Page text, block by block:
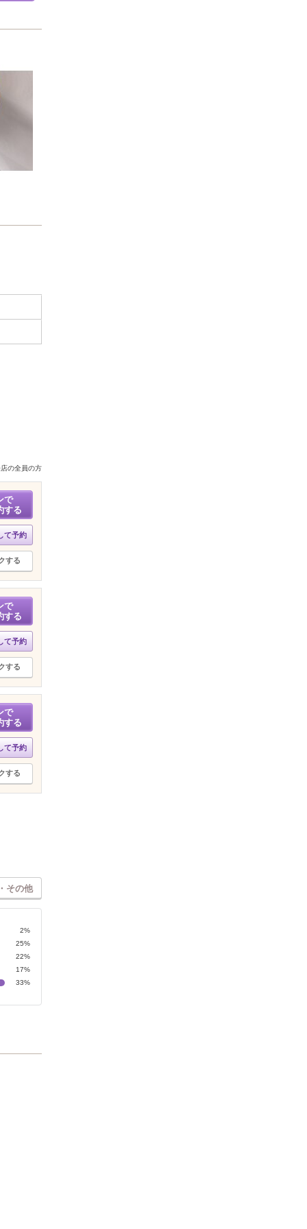
の全員の方
で
する
て予約
する
で
する
て予約
する
で
する
て予約
する
その他
2%
25%
22%
17%
33%